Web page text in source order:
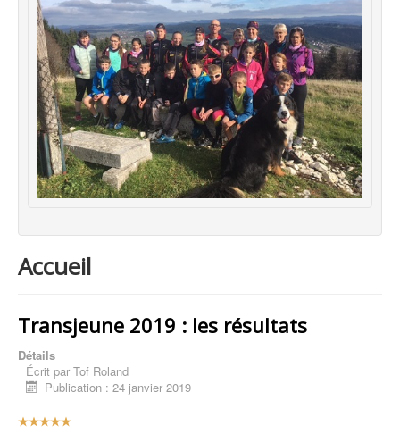
Accueil
Transjeune 2019 : les résultats
Détails
Écrit par Tof Roland
Publication : 24 janvier 2019
V